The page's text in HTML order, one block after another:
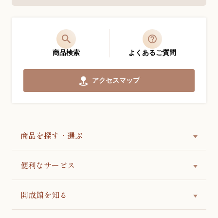
商品検索 よくあるご質問
アクセスマップ
商品を探す・選ぶ
便利なサービス
開成館を知る